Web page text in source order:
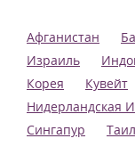
Афганистан
Израиль
Корея
Кувейт
Нидерландская
Сингапур